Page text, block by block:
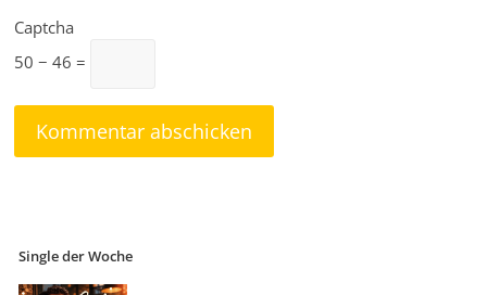
Captcha
50 − 46 =
Single der Woche